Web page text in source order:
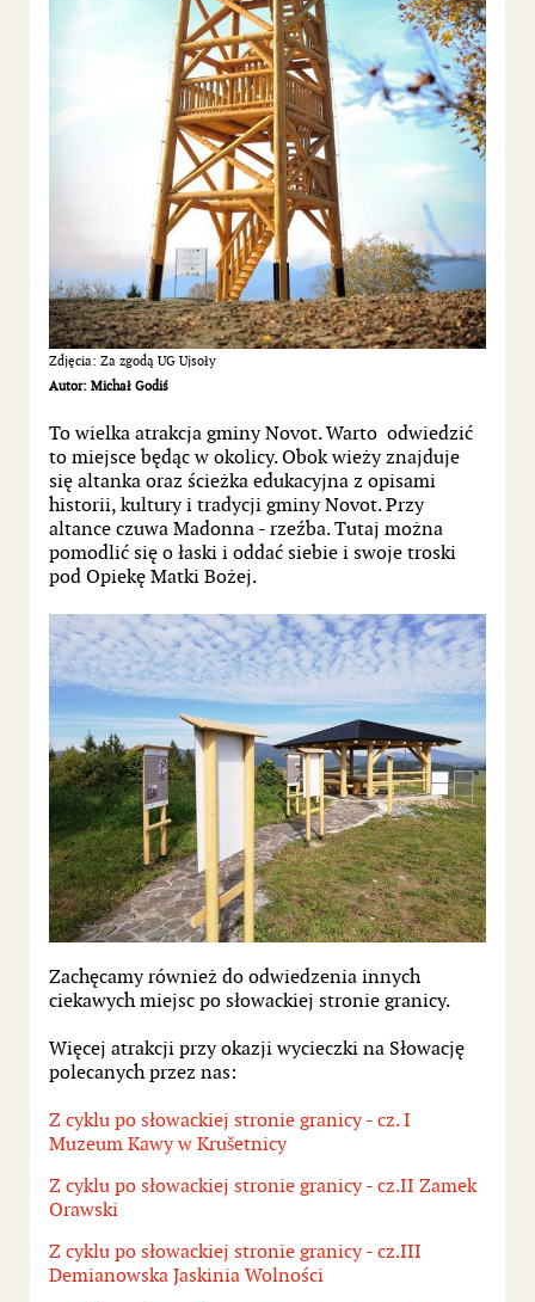
Zdjęcia: Za zgodą UG Ujsoły
Autor: Michał Godiś
To wielka atrakcja gminy Novot. Warto odwiedzić
to miejsce będąc w okolicy. Obok wieży znajduje
się altanka oraz ścieżka edukacyjna z opisami
historii, kultury i tradycji gminy Novot. Przy
altance czuwa Madonna - rzeźba. Tutaj można
pomodlić się o łaski i oddać siebie i swoje troski
pod Opiekę Matki Bożej.
Zachęcamy również do odwiedzenia innych
ciekawych miejsc po słowackiej stronie granicy.
Więcej atrakcji przy okazji wycieczki na Słowację
polecanych przez nas:
Z cyklu po słowackiej stronie granicy - cz. I
Muzeum Kawy w Krušetnicy
Z cyklu po słowackiej stronie granicy - cz.II Zamek
Orawski
Z cyklu po słowackiej stronie granicy - cz.III
Demianowska Jaskinia Wolności